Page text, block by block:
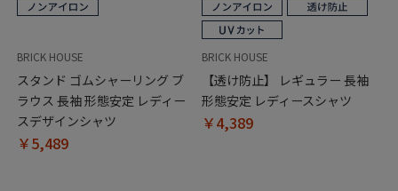
BRICK HOUSE
スタンド ゴムシャーリング ブ
ラウス 長袖 形態安定 レディー
スデザインシャツ
￥5,489
BRICK HOUSE
【透け防止】 レギュラー 長袖
形態安定 レディースシャツ
￥4,389